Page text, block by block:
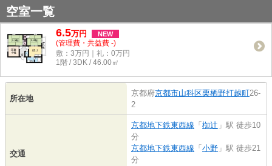
空室一覧
6.5万円 NEW
(管理費・共益費 -)
敷：3万円｜礼：0万円
1階 / 3DK / 46.00㎡
所在地
京都府京都市山科区栗栖野打越町26-
2
交通
京都地下鉄東西線 「 椥辻 」駅 徒歩10
分
京都地下鉄東西線 「 小野 」駅 徒歩21
分